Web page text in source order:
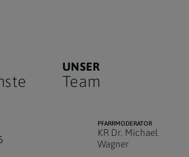
UNSER
Team
PFARRMODERATOR
KR Dr. Michael
Wagner